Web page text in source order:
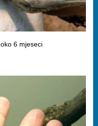
6 mjeseci